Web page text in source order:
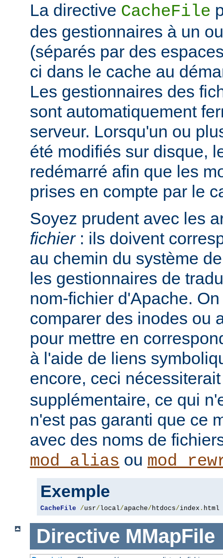
La directive CacheFile
des gestionnaires à un
(séparés par des
ci dans le cache au
Les gestionnaires des
sont automatiquement
serveur. Lorsqu'un ou
été modifiés sur disque,
redémarré afin que les
prises en compte par le
Soyez prudent avec les
fichier: ils doivent
au chemin du système
les gestionnaires de
nom-fichier d'Apache.
comparer des inodes ou
pour mettre en
à l'aide de liens
encore, ceci
supplémentaire, ce qui
n'est pas garanti que ce
avec des noms de
mod_alias ou
Exemple
CacheFile /usr/local/apache/htdocs/index . html
Directive MMapFile